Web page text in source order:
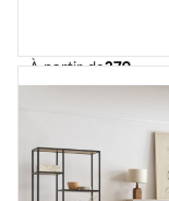
À partir de379.-